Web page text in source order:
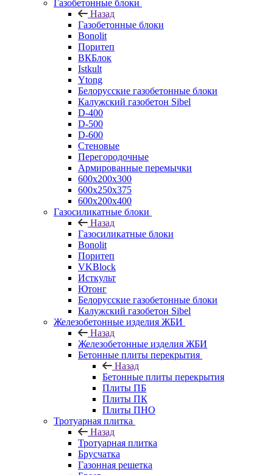
Газобетонные блоки
Назад
Газобетонные блоки
Bonolit
Поритеп
ВКБлок
Istkult
Ytong
Белорусские газобетонные блоки
Калужский газобетон Sibel
D-400
D-500
D-600
Стеновые
Перегородочные
Армированные перемычки
600х200х300
600х250х375
600х200х400
Газосиликатные блоки
Назад
Газосиликатные блоки
Bonolit
Поритеп
VKBlock
Исткульт
Ютонг
Белорусские газобетонные блоки
Калужский газобетон Sibel
Железобетонные изделия ЖБИ
Назад
Железобетонные изделия ЖБИ
Бетонные плиты перекрытия
Назад
Бетонные плиты перекрытия
Плиты ПБ
Плиты ПК
Плиты ПНО
Тротуарная плитка
Назад
Тротуарная плитка
Брусчатка
Газонная решетка